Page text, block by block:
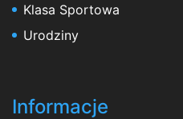
Klasa Sportowa
Urodziny
Informacje